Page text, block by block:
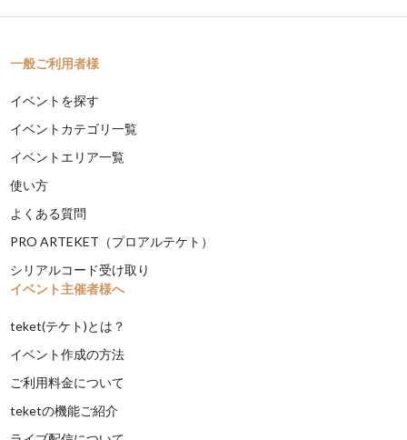
一般ご利用者様
イベントを探す
イベントカテゴリ一覧
イベントエリア一覧
使い方
よくある質問
PRO ARTEKET（プロアルテケト）
シリアルコード受け取り
イベント主催者様へ
teket(テケト)とは？
イベント作成の方法
ご利用料金について
teketの機能ご紹介